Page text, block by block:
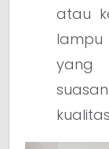
atau
yang